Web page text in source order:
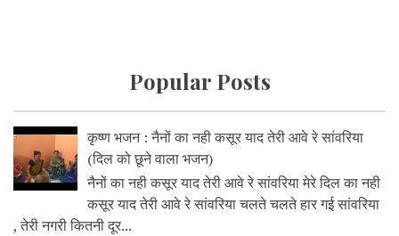
Popular Posts
कृष्ण भजन : नैनों का नही कसूर याद तेरी आवे रे सांवरिया
(दिल को छूने वाला भजन)
नैनों का नही कसूर याद तेरी आवे रे सांवरिया मेरे दिल का नही
कसूर याद तेरी आवे रे सांवरिया चलते चलते हार गई सांवरिया
, तेरी नगरी कितनी दूर...